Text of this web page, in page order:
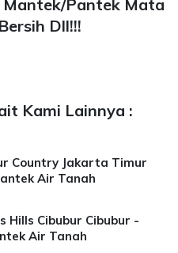
Mantek/Pantek Mata
Dll!!!
Kami Lainnya :
Country Jakarta Timur
Air Tanah
Hills Cibubur Cibubur -
Air Tanah